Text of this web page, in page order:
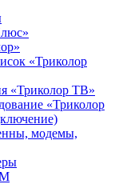
«Триколор
«Триколор ТВ»
«Триколор
модемы,